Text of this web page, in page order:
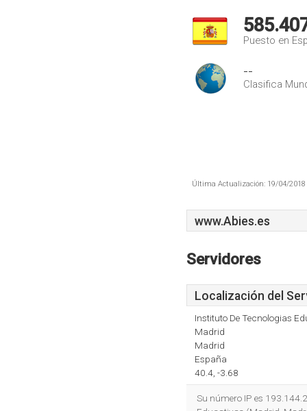
Puesto en
--
Clasifica
Última Actualización: 19/04/2018
www.Abies.es
Servidores
Localización del
Instituto De Tecnologias
Madrid
Madrid
España
40.4, -3.68
Su número IP es